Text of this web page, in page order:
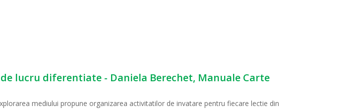
lucru diferentiate - Daniela Berechet, Manuale Carte
mediului propune organizarea activitatilor de invatare pentru fiecare lectie din